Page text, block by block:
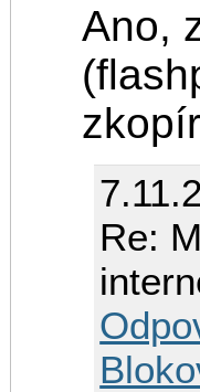
Ano,
Re: